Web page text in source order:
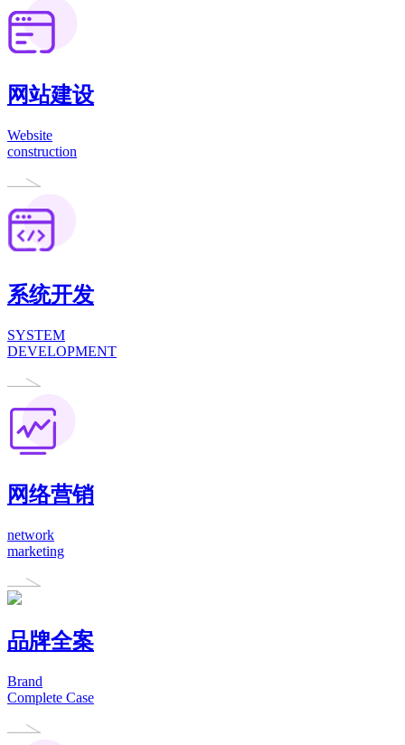
网站建设
Website
construction
系统开发
SYSTEM
DEVELOPMENT
网络营销
network
marketing
品牌全案
Brand
Complete Case